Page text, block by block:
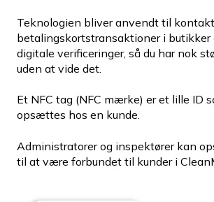
Teknologien bliver anvendt til
betalingskortstransaktioner i butikker
digitale verificeringer, så du har nok
uden at vide det.
Et NFC tag (NFC mærke) er et lille ID
opsættes hos en kunde.
Administratorer og inspektører kan
til at være forbundet til kunder i